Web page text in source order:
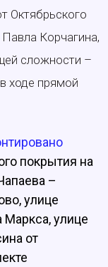
Октябрьского
Павла Корчагина,
сложности –
ходе прямой
покрытия на
–
улице
улице
от